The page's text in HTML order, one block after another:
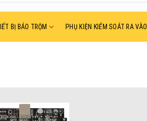
BỊ BÁO TRỘM PHỤ KIỆN KIỂM SOÁT RA VÀO